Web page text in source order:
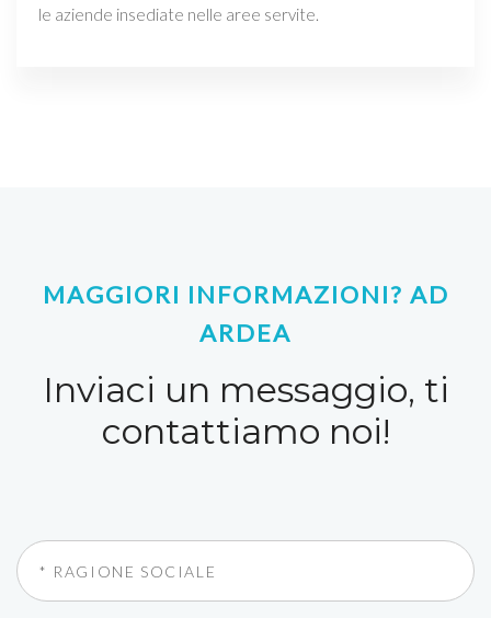
le aziende insediate nelle aree servite.
MAGGIORI INFORMAZIONI? AD
ARDEA
Inviaci un messaggio, ti
contattiamo noi!